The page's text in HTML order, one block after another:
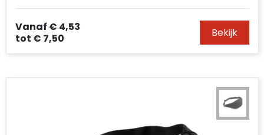
Vanaf € 4,53
tot € 7,50 Bekijk